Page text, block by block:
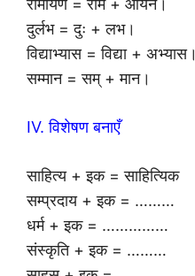
रामायण = राम + आयन।
दुर्लभ = दुः + लभ।
विद्याभ्यास = विद्या + अभ्यास।
सम्मान = सम् + मान।
IV. विशेषण बनाएँ
साहित्य + इक = साहित्यिक
सम्प्रदाय + इक = ………
धर्म + इक = ……………
संस्कृति + इक = ………